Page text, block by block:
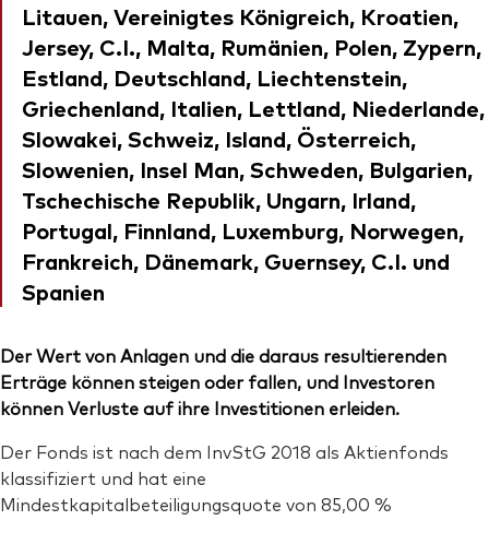
Litauen, Vereinigtes Königreich, Kroatien,
Jersey, C.I., Malta, Rumänien, Polen, Zypern,
Estland, Deutschland, Liechtenstein,
Griechenland, Italien, Lettland, Niederlande,
Slowakei, Schweiz, Island, Österreich,
Slowenien, Insel Man, Schweden, Bulgarien,
Tschechische Republik, Ungarn, Irland,
Portugal, Finnland, Luxemburg, Norwegen,
Frankreich, Dänemark, Guernsey, C.I. und
Spanien
Der Wert von Anlagen und die daraus resultierenden
Erträge können steigen oder fallen, und Investoren
können Verluste auf ihre Investitionen erleiden.
Der Fonds ist nach dem InvStG 2018 als Aktienfonds
klassifiziert und hat eine
Mindestkapitalbeteiligungsquote von 85,00 %